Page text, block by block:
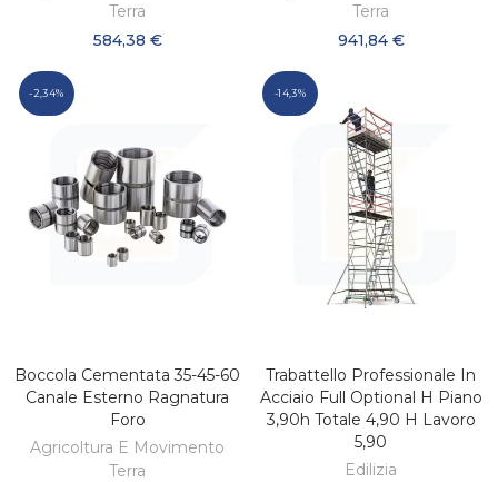
Terra
584,38 €
Terra
941,84 €
-2,34%
AGGIUNGI AL CARRELLO
Boccola Cementata 35-45-60
Canale Esterno Ragnatura
Foro
Agricoltura E Movimento
Terra
-14,3%
AGGIUNGI AL CARRELLO
Trabattello Professionale In
Acciaio Full Optional H Piano
3,90h Totale 4,90 H Lavoro
5,90
Edilizia